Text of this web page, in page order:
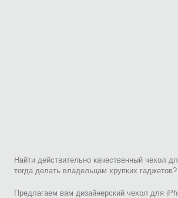
Найти действительно качественный чехол
тогда делать владельцам хрупких
Предлагаем вам дизайнерский чехол для